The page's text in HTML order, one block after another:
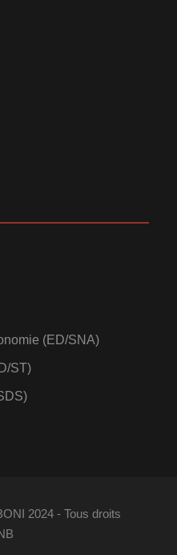
(ED/SNA)
ST)
2024 - Tous droits